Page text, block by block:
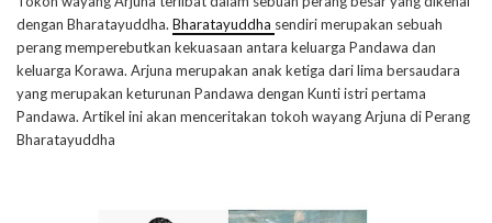
dengan Bharatayuddha. Bharatayuddha sendiri merupakan sebuah
perang memperebutkan kekuasaan antara keluarga Pandawa dan
keluarga Korawa. Arjuna merupakan anak ketiga dari lima bersaudara
yang merupakan keturunan Pandawa dengan Kunti istri pertama
Pandawa. Artikel ini akan menceritakan tokoh wayang Arjuna di Perang
Bharatayuddha